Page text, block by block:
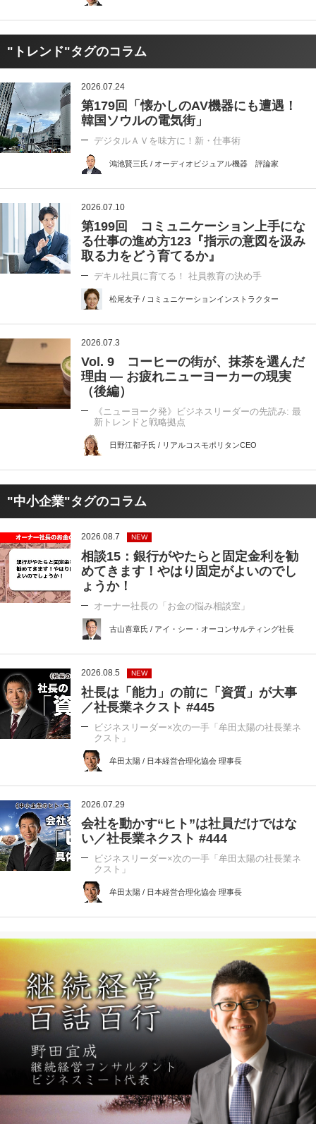
"トレンド"タグのコラム
2026.07.24
第179回「懐かしのAV機器にも遭遇！
韓国ソウルの電気街」
デジタルＡＶを味方に！新・仕事術
鴻池賢三氏 / オーディオビジュアル機器 評論家
2026.07.10
第199回 コミュニケーション上手にな
る仕事の進め方123『指示の意図を汲み
取る力をどう育てるか』
デキル社員に育てる！ 社員教育の決め手
松尾友子 / コミュニケーションインストラクター
2026.07.3
Vol. 9 コーヒーの街が、抹茶を選んだ
理由 ― お疲れニューヨーカーの現実
（後編）
《ニューヨーク発》ビジネスリーダーの先読み: 最
新トレンドと戦略拠点
日野江都子氏 / リアルコスモポリタンCEO
"中小企業"タグのコラム
2026.08.7 NEW
相談15：銀行がやたらと固定金利を勧
めてきます！やはり固定がよいのでし
ょうか！
オーナー社長の「お金の悩み相談室」
古山喜章氏 / アイ・シー・オーコンサルティング社長
2026.08.5 NEW
社長は「能力」の前に「資質」が大事
／社長業ネクスト #445
ビジネスリーダー×次の一手「牟田太陽の社長業ネ
クスト」
牟田太陽 / 日本経営合理化協会 理事長
2026.07.29
会社を動かす“ヒト”は社員だけではな
い／社長業ネクスト #444
ビジネスリーダー×次の一手「牟田太陽の社長業ネ
クスト」
牟田太陽 / 日本経営合理化協会 理事長